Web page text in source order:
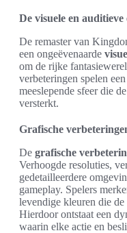
De visuele en
De remaster van
een ongeëvenaarde
om de rijke
verbeteringen spelen
meeslepende sfeer die
versterkt.
Grafische
De grafische
Verhoogde resoluties,
gedetailleerdere
gameplay. Spelers
levendige kleuren die
Hierdoor ontstaat een
waarin elke actie en